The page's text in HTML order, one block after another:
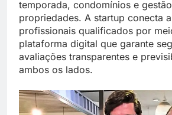
temporada, condomínios e
propriedades. A startup conecta
profissionais qualificados por
plataforma digital que garante
avaliações transparentes e
ambos os lados.